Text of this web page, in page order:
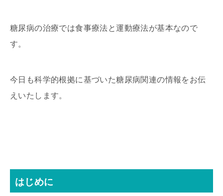
糖尿病の治療では食事療法と運動療法が基本なので
す。
今日も科学的根拠に基づいた糖尿病関連の情報をお伝
えいたします。
はじめに